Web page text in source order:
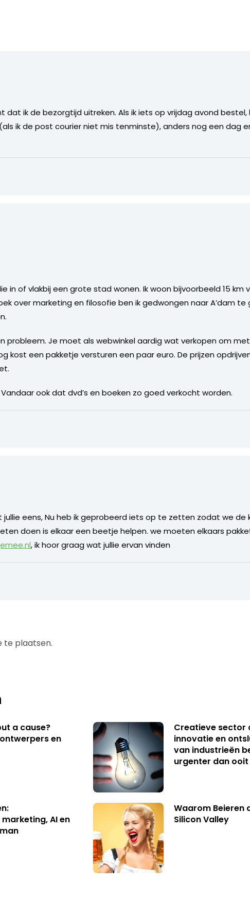
ik de bezorgtijd uitreken. Als ik iets op vrijdag avond bestel,
ik de post courier niet mis tenminste), anders nog een dag
in of vlakbij een grote stad wonen. Ik woon bijvoorbeeld 15 km
over marketing en filosofie ben ik gedwongen naar A’dam te
probleem. Je moet als webwinkel aardig wat verkopen om
kost een pakketje versturen een paar euro. De prijzen
ook dat dvd’s en boeken zo goed verkocht worden.
eens, Nu heb ik geprobeerd iets op te zetten zodat we de
doen is elkaar een beetje helpen. we moeten elkaars
, ik hoor graag wat jullie ervan vinden
te plaatsen.
a cause?
en
Creatieve sector
innovatie en
van industrieën
urgenter dan ooit
AI en
Waarom Beieren
Silicon Valley